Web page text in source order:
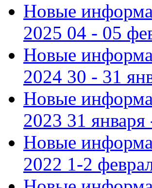
Новые
2025 04 - 05
Новые
2024 30 - 31
Новые
2023 31
Новые
2022 1-2